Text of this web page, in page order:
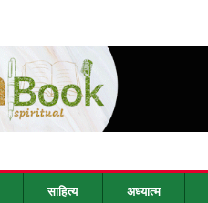
साहित्य अध्यात्म